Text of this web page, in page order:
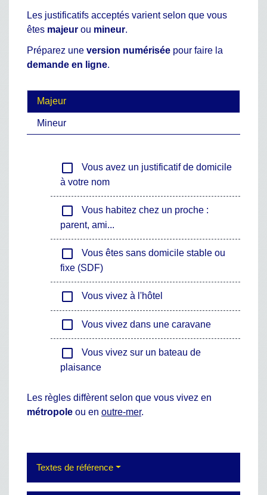
Les justificatifs acceptés varient selon que vous
êtes majeur ou mineur.
Préparez une version numérisée pour faire la
demande en ligne.
Majeur
Mineur
check_box_outline_blank
Vous avez un justificatif de domicile
à votre nom
check_box_outline_blank
Vous habitez chez un proche :
parent, ami...
check_box_outline_blank
Vous êtes sans domicile stable ou
fixe (SDF)
check_box_outline_blank Vous vivez à l'hôtel
check_box_outline_blank Vous vivez dans une caravane
check_box_outline_blank
Vous vivez sur un bateau de
plaisance
Les règles diffèrent selon que vous vivez en
métropole ou en outre-mer.
Textes de référence